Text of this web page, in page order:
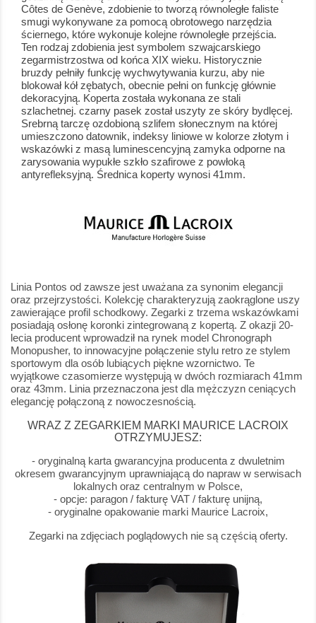
Côtes de Genève, zdobienie to tworzą równoległe faliste
smugi wykonywane za pomocą obrotowego narzędzia
ściernego, które wykonuje kolejne równoległe przejścia.
Ten rodzaj zdobienia jest symbolem szwajcarskiego
zegarmistrzostwa od końca XIX wieku. Historycznie
bruzdy pełniły funkcję wychwytywania kurzu, aby nie
blokował kół zębatych, obecnie pełni on funkcję głównie
dekoracyjną. Koperta została wykonana ze stali
szlachetnej. czarny pasek został uszyty ze skóry bydlęcej.
Srebrną tarczę ozdobioną szlifem słonecznym na której
umieszczono datownik, indeksy liniowe w kolorze złotym i
wskazówki z masą luminescencyjną zamyka odporne na
zarysowania wypukłe szkło szafirowe z powłoką
antyrefleksyjną. Średnica koperty wynosi 41mm.
Linia Pontos od zawsze jest uważana za synonim elegancji
oraz przejrzystości. Kolekcję charakteryzują zaokrąglone uszy
zawierające profil schodkowy. Zegarki z trzema wskazówkami
posiadają osłonę koronki zintegrowaną z kopertą. Z okazji 20-
lecia producent wprowadził na rynek model Chronograph
Monopusher, to innowacyjne połączenie stylu retro ze stylem
sportowym dla osób lubiących piękne wzornictwo. Te
wyjątkowe czasomierze występują w dwóch rozmiarach 41mm
oraz 43mm. Linia przeznaczona jest dla mężczyzn ceniących
elegancję połączoną z nowoczesnością.
WRAZ Z ZEGARKIEM MARKI MAURICE LACROIX
OTRZYMUJESZ:
- oryginalną karta gwarancyjna producenta z dwuletnim
okresem gwarancyjnym uprawniającą do napraw w serwisach
lokalnych oraz centralnym w Polsce,
- opcje: paragon / fakturę VAT / fakturę unijną,
- oryginalne opakowanie marki Maurice Lacroix,
Zegarki na zdjęciach poglądowych nie są częścią oferty.